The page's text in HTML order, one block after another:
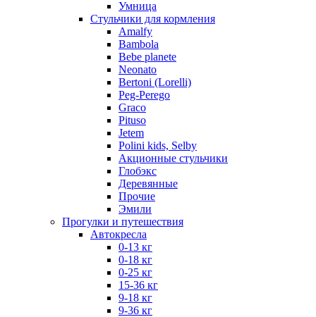
Умница
Стульчики для кормления
Amalfy
Bambola
Bebe planete
Neonato
Bertoni (Lorelli)
Peg-Perego
Graco
Pituso
Jetem
Polini kids, Selby
Акционные стульчики
Глобэкс
Деревянные
Прочие
Эмили
Прогулки и путешествия
Автокресла
0-13 кг
0-18 кг
0-25 кг
15-36 кг
9-18 кг
9-36 кг